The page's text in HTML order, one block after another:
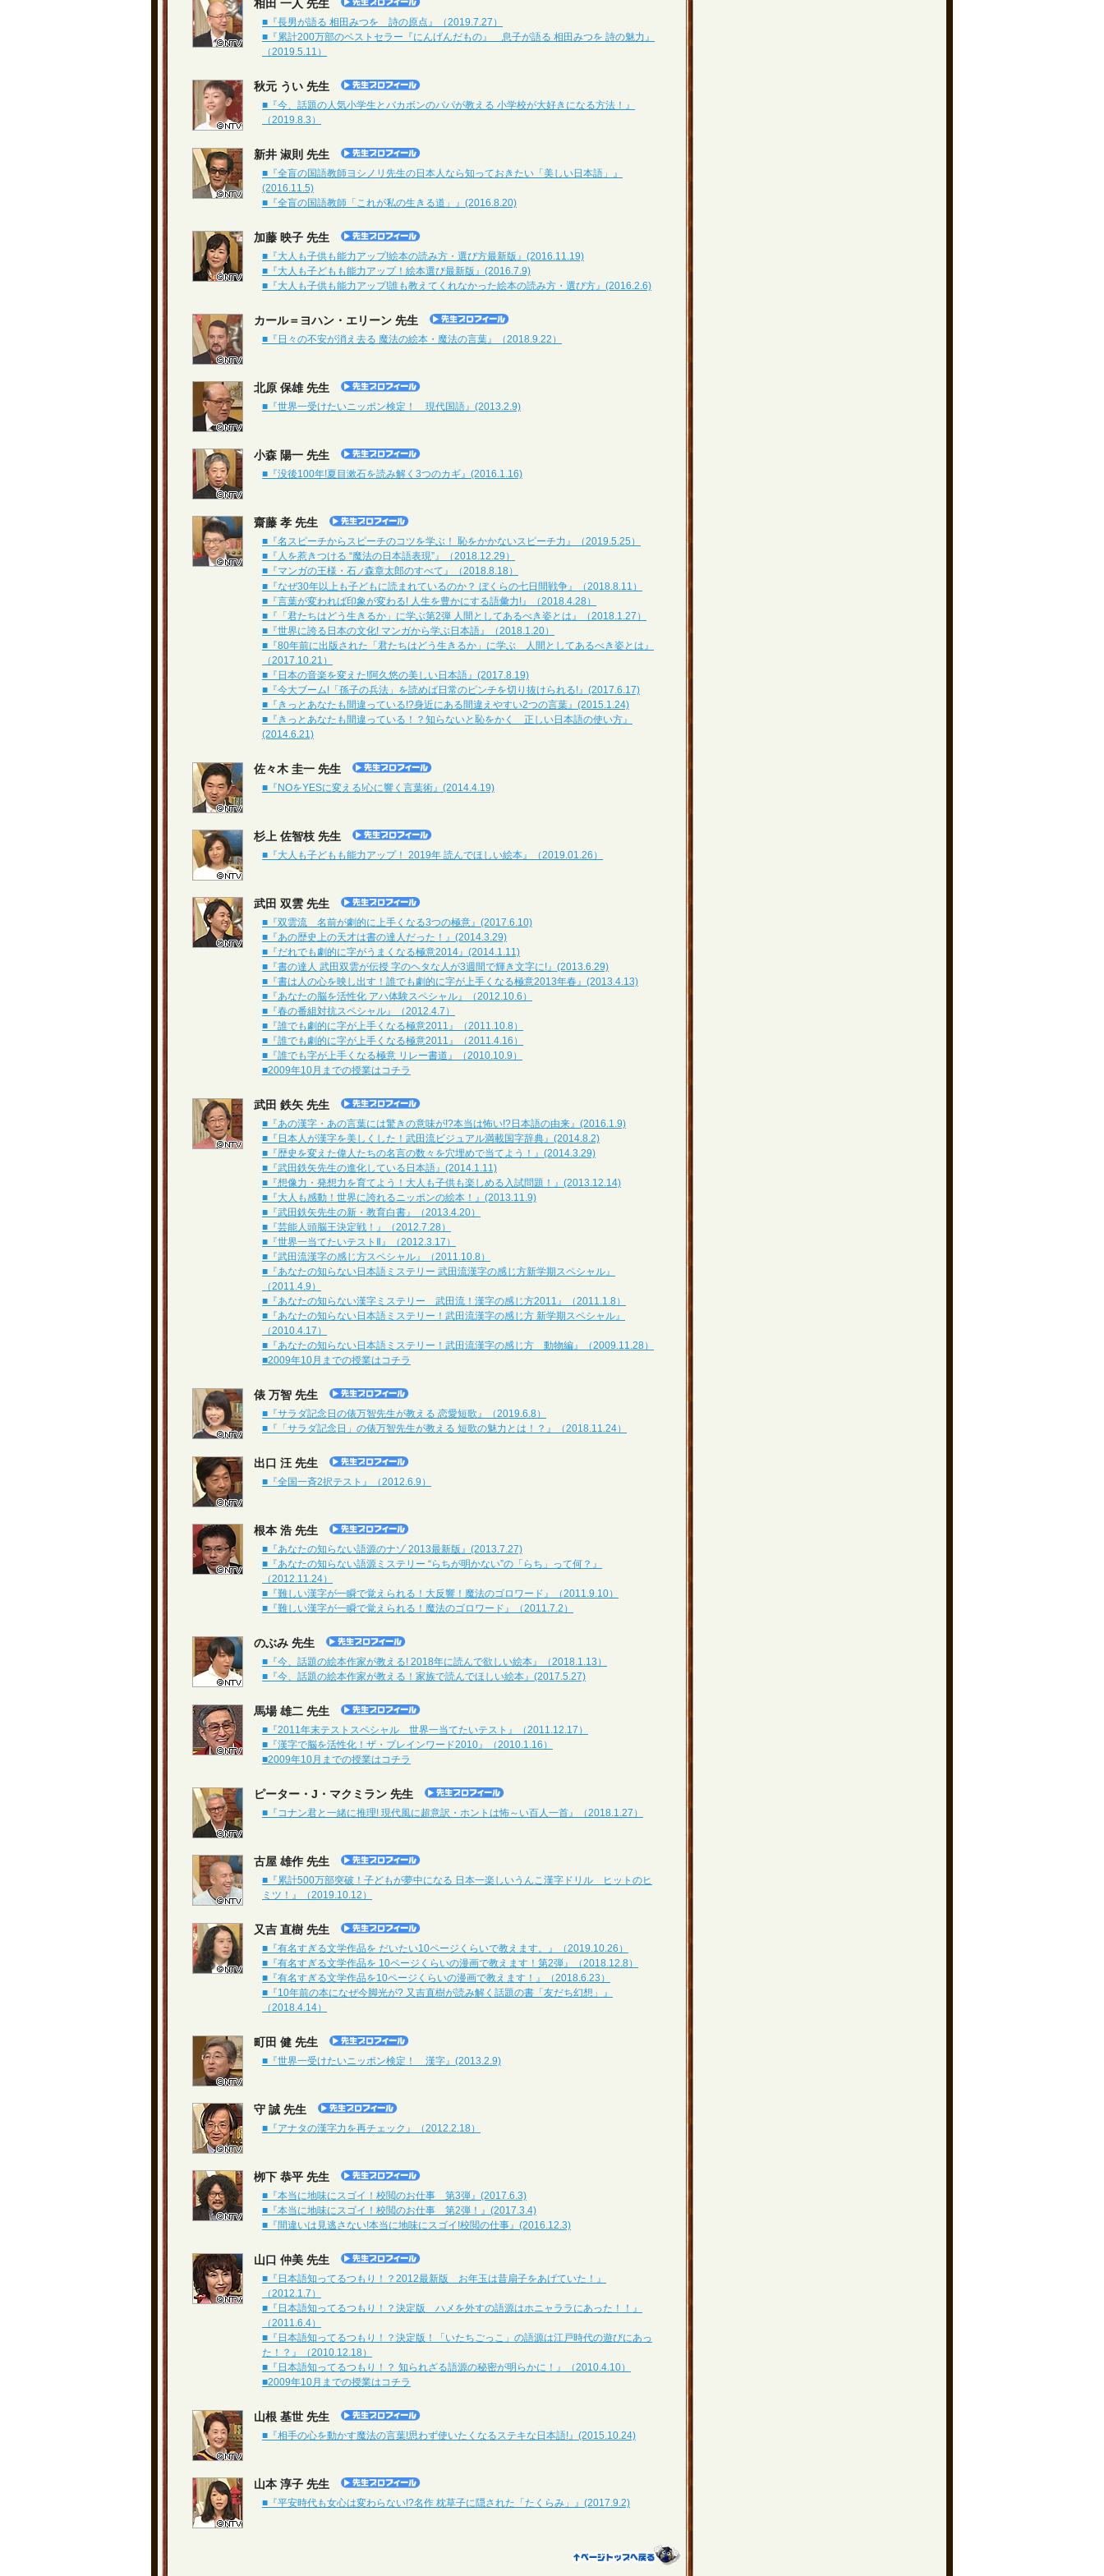
相田 一人 先生
■『長男が語る 相田みつを 詩の原点』（2019.7.27）
■『累計200万部のベストセラー『にんげんだもの』 息子が語る 相田みつを 詩の魅力』
（2019.5.11）
秋元 うい 先生
■『今、話題の人気小学生とバカボンのパパが教える 小学校が大好きになる方法！』
（2019.8.3）
新井 淑則 先生
■『全盲の国語教師ヨシノリ先生の日本人なら知っておきたい「美しい日本語」』
(2016.11.5)
■『全盲の国語教師「これが私の生きる道」』(2016.8.20)
加藤 映子 先生
■『大人も子供も能力アップ!絵本の読み方・選び方最新版』(2016.11.19)
■『大人も子どもも能力アップ！絵本選び最新版』(2016.7.9)
■『大人も子供も能力アップ!誰も教えてくれなかった絵本の読み方・選び方』(2016.2.6)
カール＝ヨハン・エリーン 先生
■『日々の不安が消え去る 魔法の絵本・魔法の言葉』（2018.9.22）
北原 保雄 先生
■『世界一受けたいニッポン検定！ 現代国語』(2013.2.9)
小森 陽一 先生
■『没後100年!夏目漱石を読み解く3つのカギ』(2016.1.16)
齋藤 孝 先生
■『名スピーチからスピーチのコツを学ぶ！ 恥をかかないスピーチ力』（2019.5.25）
■『人を惹きつける “魔法の日本語表現”』（2018.12.29）
■『マンガの王様・石 ノ森章太郎のすべて』（2018.8.18）
■『なぜ30年以上も子どもに読まれているのか？ ぼくらの七日間戦争』（2018.8.11）
■『言葉が変われば印象が変わる! 人生を豊かにする語彙力!』（2018.4.28）
■『「君たちはどう生きるか」に学ぶ第2弾 人間としてあるべき姿とは』（2018.1.27）
■『世界に誇る日本の文化! マンガから学ぶ日本語』（2018.1.20）
■『80年前に出版された「君たちはどう生きるか」に学ぶ 人間としてあるべき姿とは』
（2017.10.21）
■『日本の音楽を変えた!阿久悠の美しい日本語』(2017.8.19)
■『今大ブーム!「孫子の兵法」を読めば日常のピンチを切り抜けられる!』(2017.6.17)
■『きっとあなたも間違っている!?身近にある間違えやすい2つの言葉』(2015.1.24)
■『きっとあなたも間違っている！？知らないと恥をかく 正しい日本語の使い方』
(2014.6.21)
佐々木 圭一 先生
■『NOをYESに変える!心に響く言葉術』(2014.4.19)
杉上 佐智枝 先生
■『大人も子どもも能力アップ！ 2019年 読んでほしい絵本』（2019.01.26）
武田 双雲 先生
■『双雲流 名前が劇的に上手くなる3つの極意』(2017.6.10)
■『あの歴史上の天才は書の達人だった！』(2014.3.29)
■『だれでも劇的に字がうまくなる極意2014』(2014.1.11)
■『書の達人 武田双雲が伝授 字のヘタな人が3週間で輝き文字に!』(2013.6.29)
■『書は人の心を映し出す！誰でも劇的に字が上手くなる極意2013年春』(2013.4.13)
■『あなたの脳を活性化 アハ体験スペシャル』（2012.10.6）
■『春の番組対抗スペシャル』（2012.4.7）
■『誰でも劇的に字が上手くなる極意2011』（2011.10.8）
■『誰でも劇的に字が上手くなる極意2011』（2011.4.16）
■『誰でも字が上手くなる極意 リレー書道』（2010.10.9）
■2009年10月までの授業はコチラ
武田 鉄矢 先生
■『あの漢字・あの言葉には驚きの意味が!?本当は怖い!?日本語の由来』(2016.1.9)
■『日本人が漢字を美しくした！武田流ビジュアル満載国字辞典』(2014.8.2)
■『歴史を変えた偉人たちの名言の数々を穴埋めで当てよう！』(2014.3.29)
■『武田鉄矢先生の進化している日本語』(2014.1.11)
■『想像力・発想力を育てよう！大人も子供も楽しめる入試問題！』(2013.12.14)
■『大人も感動！世界に誇れるニッポンの絵本！』(2013.11.9)
■『武田鉄矢先生の新・教育白書』（2013.4.20）
■『芸能人頭脳王決定戦！』（2012.7.28）
■『世界一当てたいテストⅡ』（2012.3.17）
■『武田流漢字の感じ方スペシャル』（2011.10.8）
■『あなたの知らない日本語ミステリー 武田流漢字の感じ方新学期スペシャル』
（2011.4.9）
■『あなたの知らない漢字ミステリー 武田流！漢字の感じ方2011』（2011.1.8）
■『あなたの知らない日本語ミステリー！武田流漢字の感じ方 新学期スペシャル』
（2010.4.17）
■『あなたの知らない日本語ミステリー！武田流漢字の感じ方 動物編』（2009.11.28）
■2009年10月までの授業はコチラ
俵 万智 先生
■『サラダ記念日の俵万智先生が教える 恋愛短歌』（2019.6.8）
■『「サラダ記念日」の俵万智先生が教える 短歌の魅力とは！？』（2018.11.24）
出口 汪 先生
■『全国一斉2択テスト』（2012.6.9）
根本 浩 先生
■『あなたの知らない語源のナゾ 2013最新版』(2013.7.27)
■『あなたの知らない語源ミステリー “らちが明かない”の「らち」って何？』
（2012.11.24）
■『難しい漢字が一瞬で覚えられる！大反響！魔法のゴロワード』（2011.9.10）
■『難しい漢字が一瞬で覚えられる！魔法のゴロワード』（2011.7.2）
のぶみ 先生
■『今、話題の絵本作家が教える! 2018年に読んで欲しい絵本』（2018.1.13）
■『今、話題の絵本作家が教える！家族で読んでほしい絵本』(2017.5.27)
馬場 雄二 先生
■『2011年末テストスペシャル 世界一当てたいテスト』（2011.12.17）
■『漢字で脳を活性化！ザ・ブレインワード2010』（2010.1.16）
■2009年10月までの授業はコチラ
ピーター・J・マクミラン 先生
■『コナン君と一緒に推理! 現代風に超意訳・ホントは怖～い百人一首』（2018.1.27）
古屋 雄作 先生
■『累計500万部突破！子どもが夢中になる 日本一楽しいうんこ漢字ドリル ヒットのヒ
ミツ！』（2019.10.12）
又吉 直樹 先生
■『有名すぎる文学作品を だいたい10ページくらいで教えます。』（2019.10.26）
■『有名すぎる文学作品を 10ページくらいの漫画で教えます！第2弾』（2018.12.8）
■『有名すぎる文学作品を10ページくらいの漫画で教えます！』（2018.6.23）
■『10年前の本になぜ今脚光が? 又吉直樹が読み解く話題の書「友だち幻想」』
（2018.4.14）
町田 健 先生
■『世界一受けたいニッポン検定！ 漢字』(2013.2.9)
守 誠 先生
■『アナタの漢字力を再チェック』（2012.2.18）
栁下 恭平 先生
■『本当に地味にスゴイ！校閲のお仕事 第3弾』(2017.6.3)
■『本当に地味にスゴイ！校閲のお仕事 第2弾！』(2017.3.4)
■『間違いは見逃さない!本当に地味にスゴイ!校閲の仕事』(2016.12.3)
山口 仲美 先生
■『日本語知ってるつもり！？2012最新版 お年玉は昔扇子をあげていた！』
（2012.1.7）
■『日本語知ってるつもり！？決定版 ハメを外すの語源はホニャララにあった！！』
（2011.6.4）
■『日本語知ってるつもり！？決定版！「いたちごっこ」の語源は江戸時代の遊びにあっ
た！？』（2010.12.18）
■『日本語知ってるつもり！？ 知られざる語源の秘密が明らかに！』（2010.4.10）
■2009年10月までの授業はコチラ
山根 基世 先生
■『相手の心を動かす魔法の言葉!思わず使いたくなるステキな日本語!』(2015.10.24)
山本 淳子 先生
■『平安時代も女心は変わらない!?名作 枕草子に隠された「たくらみ」』(2017.9.2)